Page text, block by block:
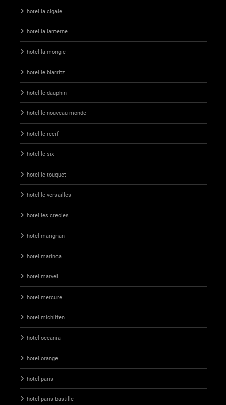
hotel la cigale
hotel la lanterne
hotel la mongie
hotel le biarritz
hotel le dauphin
hotel le nouveau monde
hotel le recif
hotel le six
hotel le touquet
hotel le versailles
hotel les creoles
hotel marignan
hotel marinca
hotel marvel
hotel mercure
hotel michlifen
hotel oceania
hotel orange
hotel paris
hotel paris bastille